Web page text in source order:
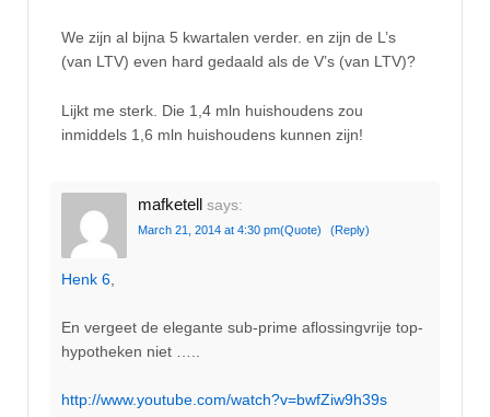
We zijn al bijna 5 kwartalen verder. en zijn de L’s
(van LTV) even hard gedaald als de V’s (van LTV)?
Lijkt me sterk. Die 1,4 mln huishoudens zou
inmiddels 1,6 mln huishoudens kunnen zijn!
mafketell says:
March 21, 2014 at 4:30 pm(Quote) (Reply)
Henk 6
En vergeet de elegante sub-prime aflossingvrije top-
hypotheken niet …..
http://www.youtube.com/watch?v=bwfZiw9h39s